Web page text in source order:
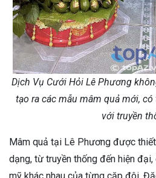
Dịch Vụ Cưới Hỏi Lê Phương
tạo ra các mẫu mâm quả mới,
với truyền
Mâm quả tại Lê Phương được
dạng, từ truyền thống đến hiện